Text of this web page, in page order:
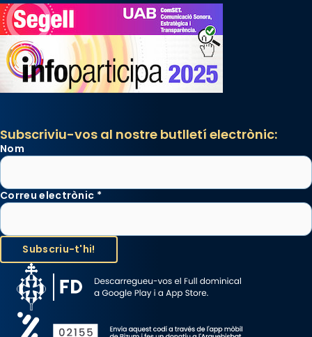
Subscriviu-vos al nostre butlletí electrònic:
Nom
Correu electrònic *